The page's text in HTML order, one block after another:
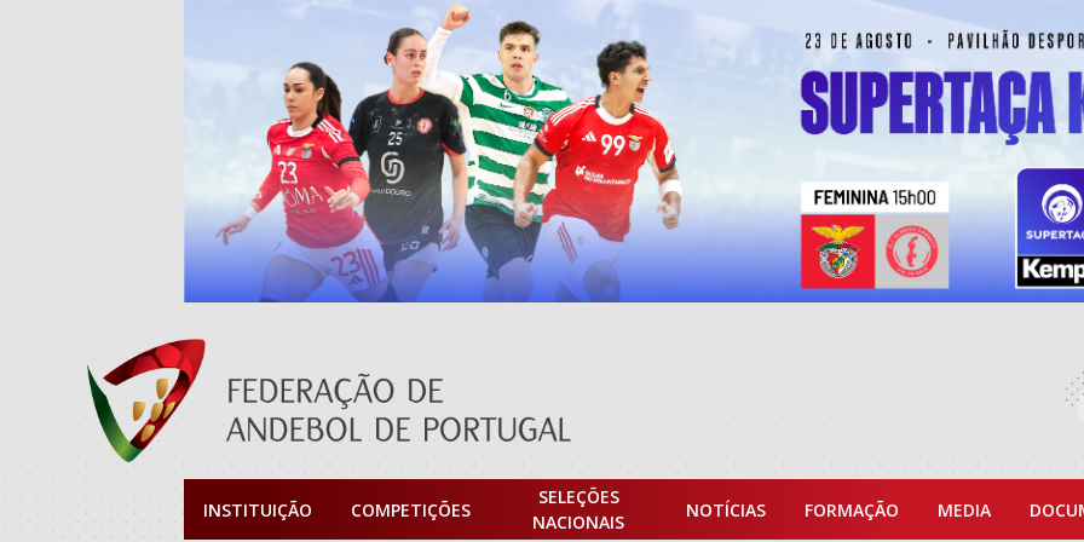
INSTITUIÇÃO COMPETIÇÕES
SELEÇÕES
NACIONAIS
NOTÍCIAS FORMAÇÃO MEDIA